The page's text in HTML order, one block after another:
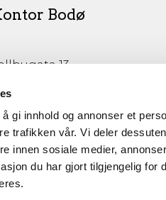
gi innhold og annonser et
trafikken vår. Vi deler
innen sosiale medier,
du har gjort tilgjengelig for
Bodø
13,